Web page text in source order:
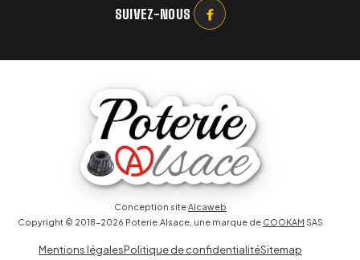
SUIVEZ-NOUS
Conception site Alcaweb
Copyright © 2018-2026 Poterie.Alsace, une marque de COOKAM SAS
Mentions légalesPolitique de confidentialitéSitemap